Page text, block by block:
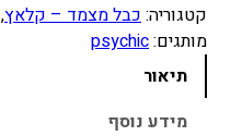
ו
ת
ל
קטגוריה:כבל מצמד – קלאץ,
מותגים:psychic
תיאור
מידע נוסף